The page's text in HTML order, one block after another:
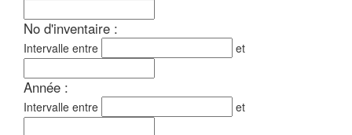
No d'inventaire :
Intervalle entre et
Année :
Intervalle entre et